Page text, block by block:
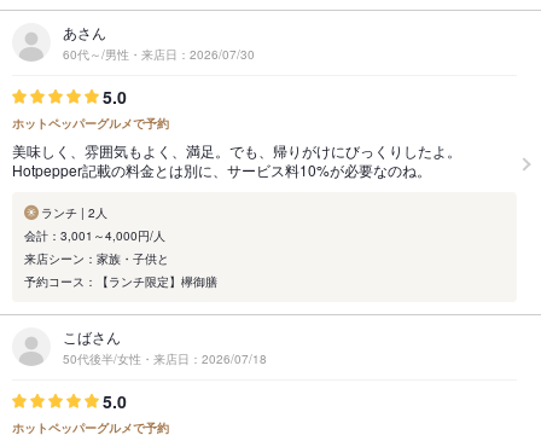
あさん
60代～/男性・来店日：2026/07/30
5.0
ホットペッパーグルメで予約
美味しく、雰囲気もよく、満足。でも、帰りがけにびっくりしたよ。
Hotpepper記載の料金とは別に、サービス料10%が必要なのね。
ランチ | 2人
会計：3,001～4,000円/人
来店シーン：家族・子供と
予約コース：【ランチ限定】欅御膳
こばさん
50代後半/女性・来店日：2026/07/18
5.0
ホットペッパーグルメで予約